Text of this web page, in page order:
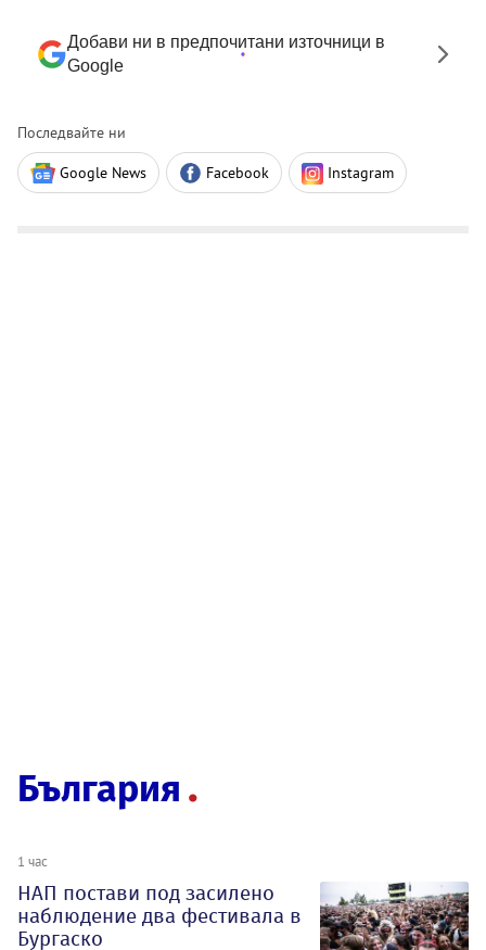
Добави ни в предпочитани източници в
Google
Последвайте ни
Google News Facebook Instagram
България
1 час
НАП постави под засилено
наблюдение два фестивала в
Бургаско